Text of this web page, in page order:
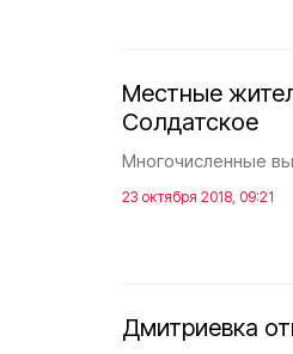
Местные
Солдатское
Многочисленные
23 октября 2018, 09:21
Дмитриевка